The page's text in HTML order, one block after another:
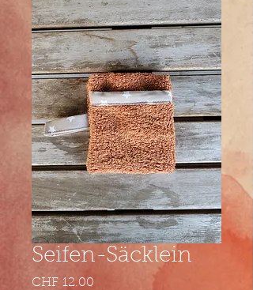
Seifen-Säcklein
CHF 12.00